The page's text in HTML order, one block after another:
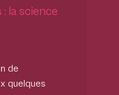
la science
de
quelques